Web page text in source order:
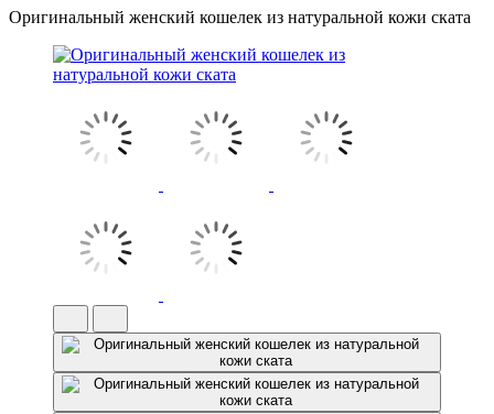
Оригинальный женский кошелек из натуральной кожи ската